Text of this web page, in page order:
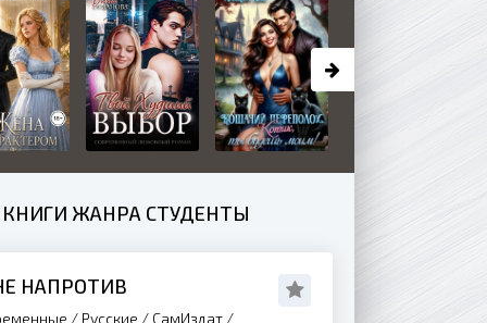
КНИГИ ЖАНРА СТУДЕНТЫ
НАПРОТИВ
/ Русские / СамИздат /